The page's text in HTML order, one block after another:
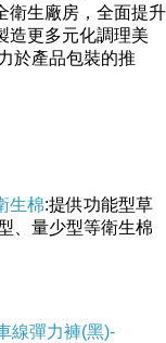
衛生廠房，全面提升
造更多元化調理美
於產品包裝的推
生棉:提供功能型草
、量少型等衛生棉
線彈力褲(黑)-